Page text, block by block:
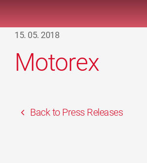
15. 05. 2018
Motorex
Back to Press Releases